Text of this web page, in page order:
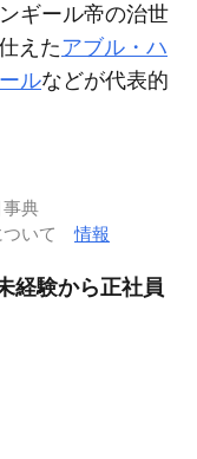
ギール帝の治世
えたアブル・ハ
ルなどが代表的
典
ついて情報
経験から正社員